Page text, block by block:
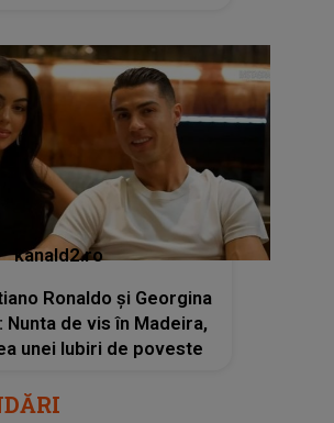
kanald2.ro
Ronaldo și Georgina
Nunta de vis în Madeira,
unei Iubiri de poveste